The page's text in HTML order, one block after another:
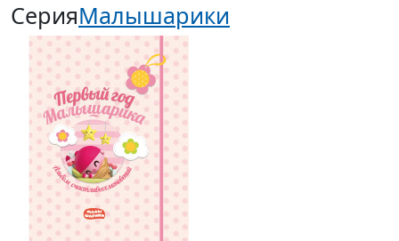
СерияМалышарики